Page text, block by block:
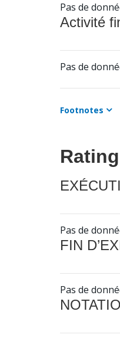
Pas de
Activité
Pas de
Footnotes
Pas de
FIN
Pas de